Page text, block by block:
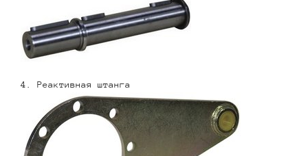
4. Реактивная штанга